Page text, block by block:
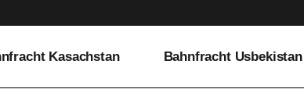
Kasachstan Bahnfracht Usbekistan